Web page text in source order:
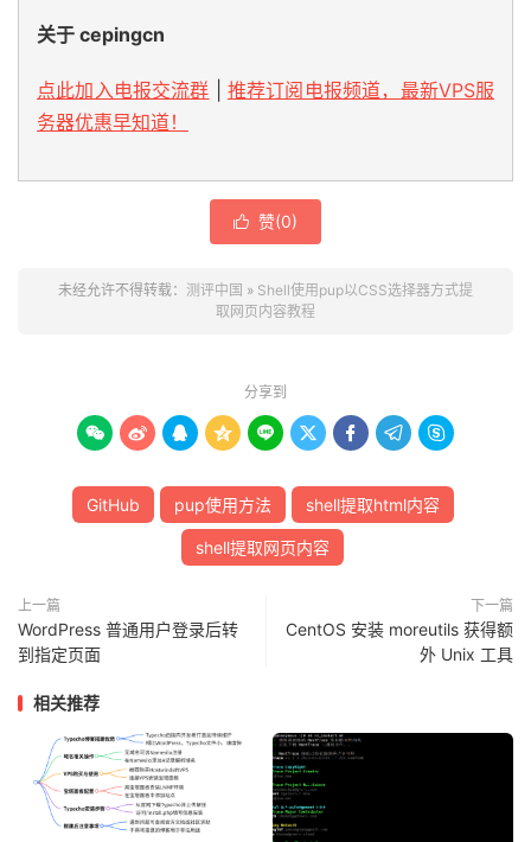
关于 cepingcn
点此加入电报交流群
推荐订阅电报频道，最新VPS服
务器优惠早知道！
 赞(0)
未经允许不得转载： 测评中国 » Shell使用pup以CSS选择器方式提
取网页内容教程
分享到
        
GitHub pup使用方法 shell提取html内容
shell提取网页内容
上一篇
WordPress 普通用户登录后转
到指定页面
下一篇
CentOS 安装 moreutils 获得额
外 Unix 工具
相关推荐